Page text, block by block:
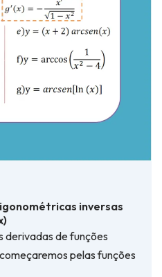
inversas
derivadas de funções
pelas funções